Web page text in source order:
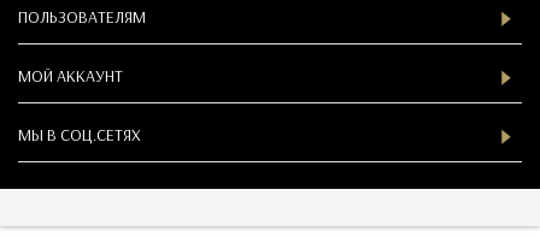
ПОЛЬЗОВАТЕЛЯМ
МОЙ АККАУНТ
МЫ В СOЦ.СЕТЯХ